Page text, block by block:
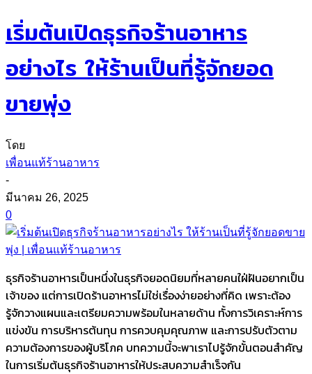
เริ่มต้นเปิดธุรกิจร้านอาหาร
อย่างไร ให้ร้านเป็นที่รู้จักยอด
ขายพุ่ง
โดย
เพื่อนแท้ร้านอาหาร
-
มีนาคม 26, 2025
0
ธุรกิจร้านอาหารเป็นหนึ่งในธุรกิจยอดนิยมที่หลายคนใฝ่ฝันอยากเป็น
เจ้าของ แต่การเปิดร้านอาหารไม่ใช่เรื่องง่ายอย่างที่คิด เพราะต้อง
รู้จักวางแผนและเตรียมความพร้อมในหลายด้าน ทั้งการวิเคราะห์การ
แข่งขัน การบริหารต้นทุน การควบคุมคุณภาพ และการปรับตัวตาม
ความต้องการของผู้บริโภค บทความนี้จะพาเราไปรู้จักขั้นตอนสำคัญ
ในการเริ่มต้นธุรกิจร้านอาหารให้ประสบความสำเร็จกัน